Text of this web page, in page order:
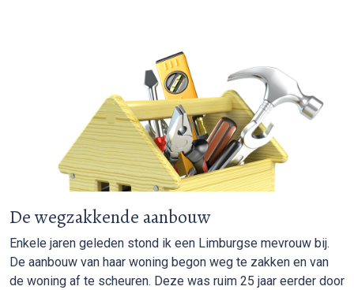
De wegzakkende aanbouw
Enkele jaren geleden stond ik een Limburgse mevrouw bij.
De aanbouw van haar woning begon weg te zakken en van
de woning af te scheuren. Deze was ruim 25 jaar eerder door